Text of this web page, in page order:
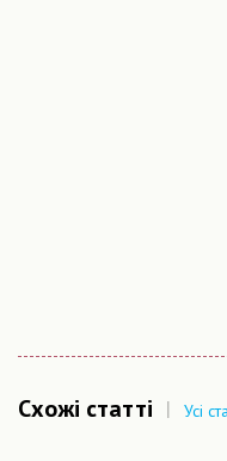
Схожі статті | Усі